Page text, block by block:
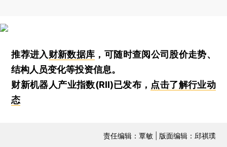
推荐进入财新数据库 ，可随时查阅公司股价走势、
结构人员变化等投资信息。
财新机器人产业指数(RII)已发布， 点击了解行业动
态
责任编辑：覃敏 | 版面编辑：邱祺璞